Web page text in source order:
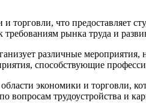
что предоставляет
требованиям рынка труда и
различные
способствующие
экономики и торговли,
трудоустройства и